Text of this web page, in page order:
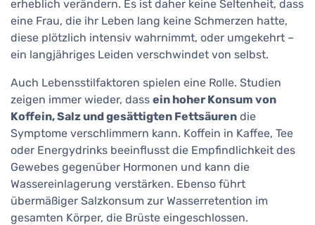
erheblich verändern. Es ist daher keine Seltenheit, dass
eine Frau, die ihr Leben lang keine Schmerzen hatte,
diese plötzlich intensiv wahrnimmt, oder umgekehrt –
ein langjähriges Leiden verschwindet von selbst.
Auch Lebensstilfaktoren spielen eine Rolle. Studien
zeigen immer wieder, dass ein hoher Konsum von
Koffein, Salz und gesättigten Fettsäuren die
Symptome verschlimmern kann. Koffein in Kaffee, Tee
oder Energydrinks beeinflusst die Empfindlichkeit des
Gewebes gegenüber Hormonen und kann die
Wassereinlagerung verstärken. Ebenso führt
übermäßiger Salzkonsum zur Wasserretention im
gesamten Körper, die Brüste eingeschlossen.